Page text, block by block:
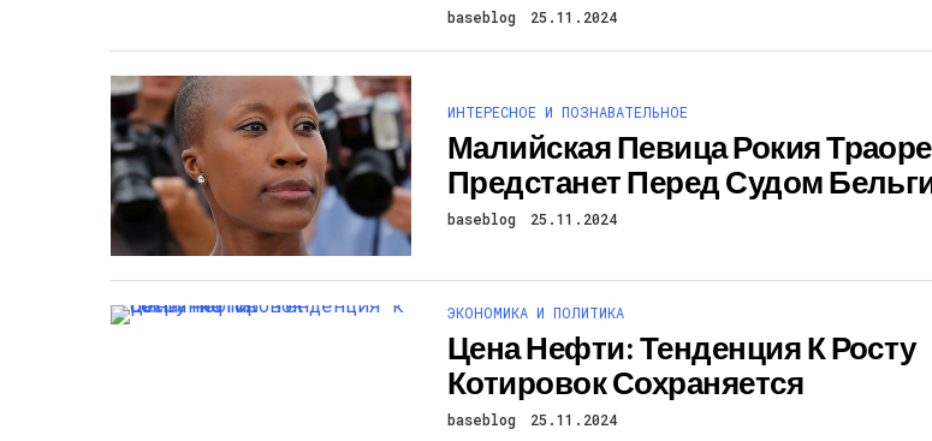
baseblog 25.11.2024
ИНТЕРЕСНОЕ И ПОЗНАВАТЕЛЬНОЕ
Малийская Певица Рокия Траоре
Предстанет Перед Судом
baseblog 25.11.2024
ЭКОНОМИКА И ПОЛИТИКА
Цена Нефти: Тенденция К Росту
Котировок Сохраняется
baseblog 25.11.2024